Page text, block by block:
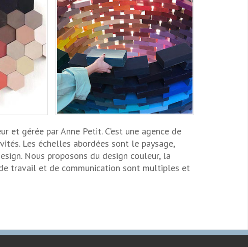
Myriam
Anne
SÉMINAIRE COULEUR 2019
Élaboration
et gérée par Anne Petit. C’est une agence de
Les échelles abordées sont le paysage,
Nous proposons du design couleur, la
travail et de communication sont multiples et